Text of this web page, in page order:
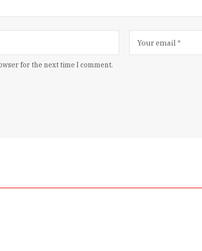
for the next time I comment.